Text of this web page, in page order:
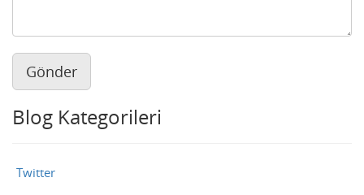
Gönder
Blog Kategorileri
Twitter